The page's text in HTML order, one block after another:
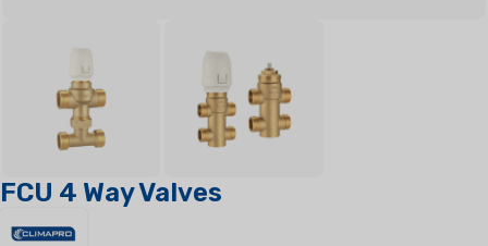
FCU 4 Way Valves